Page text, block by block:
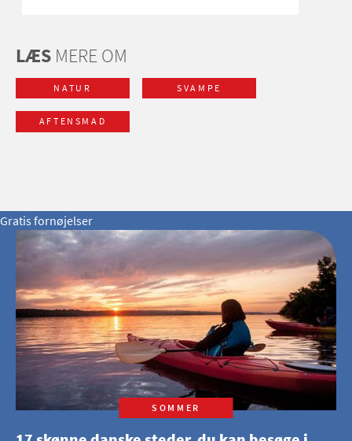
LÆS MERE OM
NATUR SVAMPE
AFTENSMAD
Gratis fornøjelser
SOMMER